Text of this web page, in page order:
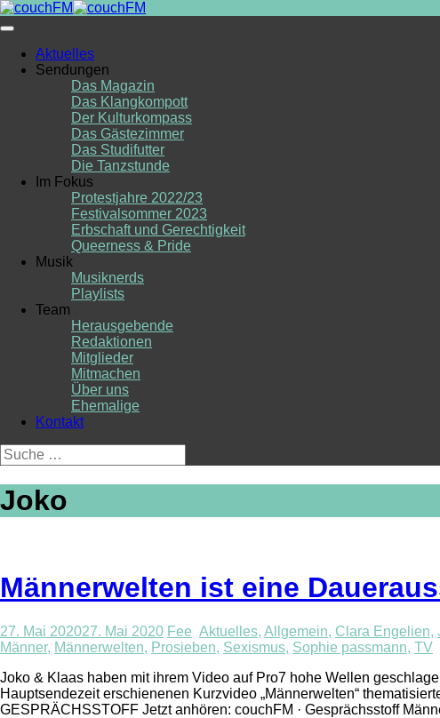
Skip
to
Aktuelles
Sendungen
Das Magazin
Das Klangkompott
Der Kulturkompass
Das Gästezimmer
Das Studifutter
Die Tanzstunde
Im Fokus
Protestjahre 2022/23
Festivalsommer 2023
Erbschaft und Gerechtigkeit
Queerness & Pride
Musik
Musiknerds
Playlists
Team
Herausgebende
Redaktionen
Mitglieder
Mitmachen
Über uns
Ehemalige
Kontakt
Suche
nach:
Joko
Männerwelten ist eine
27. Mai 202027. Mai 2020 Fee Aktuelles, Allgemein, Clara Engelien,
Männer, Männerwelten, Prosieben, Sexismus, Sophie passmann, TV
Joko & Klaas haben mit ihrem Video auf Pro7 hohe Wellen
Hauptsendezeit erschienenen Kurzvideo „Männerwelten“
GESPRÄCHSSTOFF Jetzt anhören: couchFM · Gesprächsstoff